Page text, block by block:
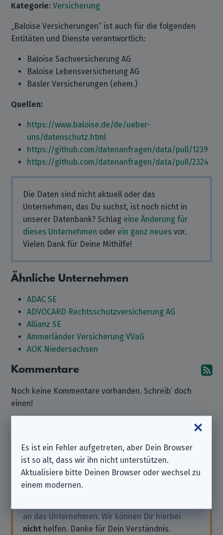
Kategorie: Versicherung
„Baloise Versicherungen“ ist auch für die folgenden
Entitäten und Dienste verantwortlich:
Baloise Sachversicherung AG
Baloise Lebensversicherung AG
Basler Versicherungen (ehem.)
Quellen:
https://www.baloise.de/de/ueber-
uns/datenschutz.html
https://github.com/datenanfragen/data/pull/1239
https://github.com/datenanfragen/data/pull/2324
Die Daten sind nicht aktuell oder das
Unternehmen, das Du suchst, ist noch nicht in
unserer Datenbank? Schlag eine Änderung für
dieses Unternehmen oder ein ganz neues vor.
Vielen Dank für Deine Mithilfe!
Ähnliche Unternehmen
ADAC SE
ADVOCARD Rechtsschutzversicherung AG
Allianz SE
Ammerländer Versicherung VVaG
AOK Niedersachsen
Kommentare
Noch keine Kommentare vorhanden. Schreib’ doch
einen!
Beachte bitte, dass wir ein
unabhängiger
Datenschutzverein
sind und nicht zu dem hier
aufgeführten Unternehmen gehören.
an das Unternehmen. Wir können Dir hierbei
nicht helfen. Danke für Dein Verständnis.
Es ist ein Fehler aufgetreten, aber Dein Browser
ist so alt, dass wir ihn nicht unterstützen.
Aktualisiere bitte Deinen Browser oder wechsel zu
einem modernen.